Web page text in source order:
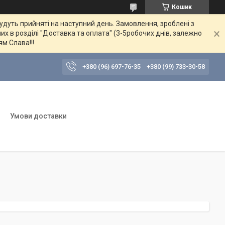
Кошик
прийняті на наступний день. Замовлення, зроблені з
в розділі "Доставка та оплата" (3-5робочих днів, залежно
Слава!!!
+380 (96) 697-76-35 +380 (99) 733-30-58
Умови доставки